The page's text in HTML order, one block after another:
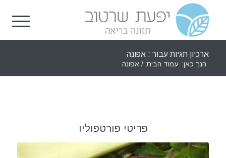
ארכיון תגיות עבור : אפונה
הנך כאן: עמוד הבית / אפונה
פריטי פורטפוליו